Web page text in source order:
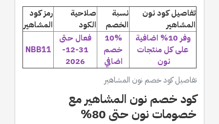
تفاصيل كود خصم نون المشاهير
تفاصيل كود نون
المشاهير
نسبة
الخصم
صلاحية
الكود
رمز كود
المشاهير
وفر 10% اضافية
على كل منتجات
نون
10%
خصم
اضافي
فعال حتى
31-12-
2026
NBB11
كود خصم نون المشاهير مع
خصومات نون حتى 80%